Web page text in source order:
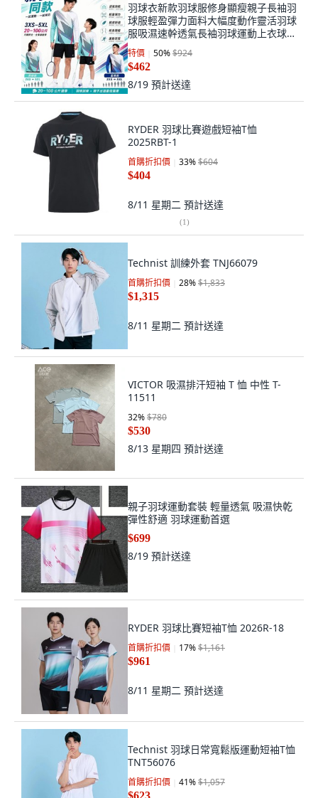
羽球衣新款羽球服修身顯瘦親子長袖羽
球服輕盈彈力面料大幅度動作靈活羽球
服吸濕速幹透氣長袖羽球運動上衣球社
團購親子運動百搭款
特價 50%$924
$462
8/19 預計送達
RYDER 羽球比賽遊戲短袖T恤
2025RBT-1
首購折扣價 33%$604
$404
8/11 星期二 預計送達
(1)
Technist 訓練外套 TNJ66079
首購折扣價 28%$1,833
$1,315
8/11 星期二 預計送達
VICTOR 吸濕排汗短袖 T 恤 中性 T-
11511
32%$780
$530
8/13 星期四 預計送達
親子羽球運動套裝 輕量透氣 吸濕快乾
彈性舒適 羽球運動首選
$699
8/19 預計送達
RYDER 羽球比賽短袖T恤 2026R-18
首購折扣價 17%$1,161
$961
8/11 星期二 預計送達
Technist 羽球日常寬鬆版運動短袖T恤
TNT56076
首購折扣價 41%$1,057
$623